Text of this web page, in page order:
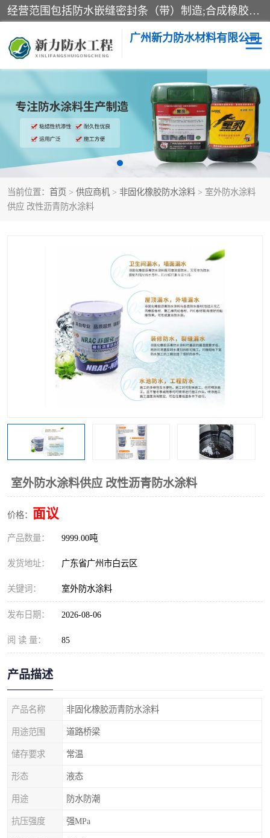
经营范围包括防水嵌缝密封条（带）制造;合成橡胶制造（监控化学品、危险化学品除外）;沥青混合物制造;防水胶粘带制造;其他合成材料制造（监控化学品、危险化学品除外）;涂料制造（监控化学品、危险化学品除外）;建筑结构防水补漏;防水建筑材料制造;粘合剂制造（监控化学品、危险化学品除外）;涂料零售;广州新力防水材料有限公司具有1处分支机构。
广州新力防水材料有限公司
当前位置： 首页 > 供应商机 > 非固化橡胶防水涂料 > 室外防水涂料
供应 改性沥青防水涂料
室外防水涂料供应 改性沥青防水涂料
价格： 面议
产品数量： 9999.00吨
发货地址： 广东省广州市白云区
关键词： 室外防水涂料
发布日期： 2026-08-06
阅 读 量： 85
产品描述
产品名称 非固化橡胶沥青防水涂料
用途范围 道路桥梁
储存要求 常温
形态 液态
用途 防水防潮
抗压强度 强MPa
黑豹防水胶 建筑108胶水
乳化沥青防水涂料 自粘卷材
非固化橡胶防水涂料